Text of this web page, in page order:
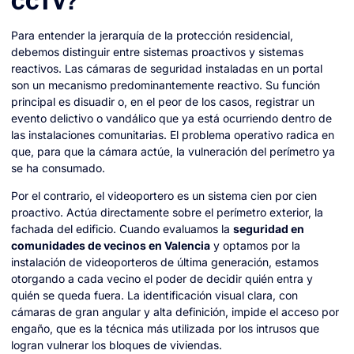
Para entender la jerarquía de la protección residencial,
debemos distinguir entre sistemas proactivos y sistemas
reactivos. Las cámaras de seguridad instaladas en un portal
son un mecanismo predominantemente reactivo. Su función
principal es disuadir o, en el peor de los casos, registrar un
evento delictivo o vandálico que ya está ocurriendo dentro de
las instalaciones comunitarias. El problema operativo radica en
que, para que la cámara actúe, la vulneración del perímetro ya
se ha consumado.
Por el contrario, el videoportero es un sistema cien por cien
proactivo. Actúa directamente sobre el perímetro exterior, la
fachada del edificio. Cuando evaluamos la seguridad en
comunidades de vecinos en Valencia y optamos por la
instalación de videoporteros de última generación, estamos
otorgando a cada vecino el poder de decidir quién entra y
quién se queda fuera. La identificación visual clara, con
cámaras de gran angular y alta definición, impide el acceso por
engaño, que es la técnica más utilizada por los intrusos que
logran vulnerar los bloques de viviendas.